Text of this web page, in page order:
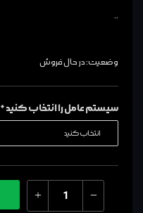
..
وضعیت: در حال فروش
سیستم عامل را انتخاب کنید *